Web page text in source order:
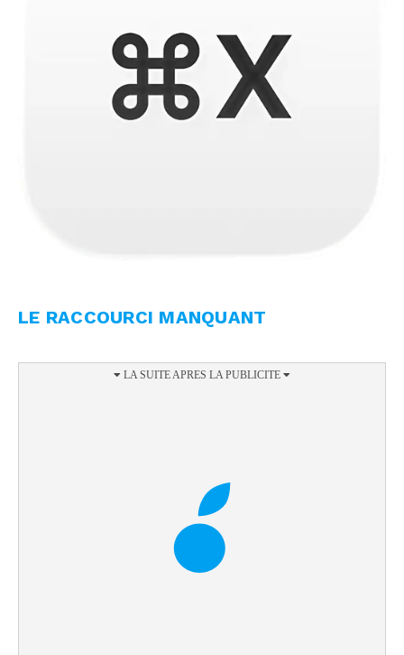
LE RACCOURCI MANQUANT